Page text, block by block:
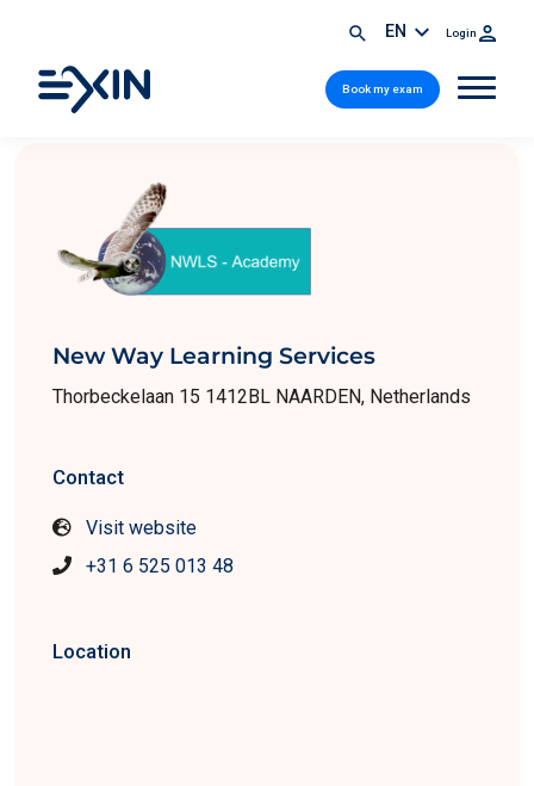
EN Login
Book my exam
New Way Learning Services
Thorbeckelaan 15 1412BL NAARDEN, Netherlands
Contact
Visit website
+31 6 525 013 48
Location